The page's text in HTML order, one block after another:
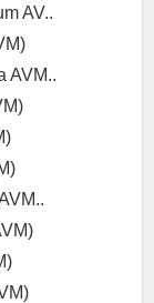
AV..
AVM..